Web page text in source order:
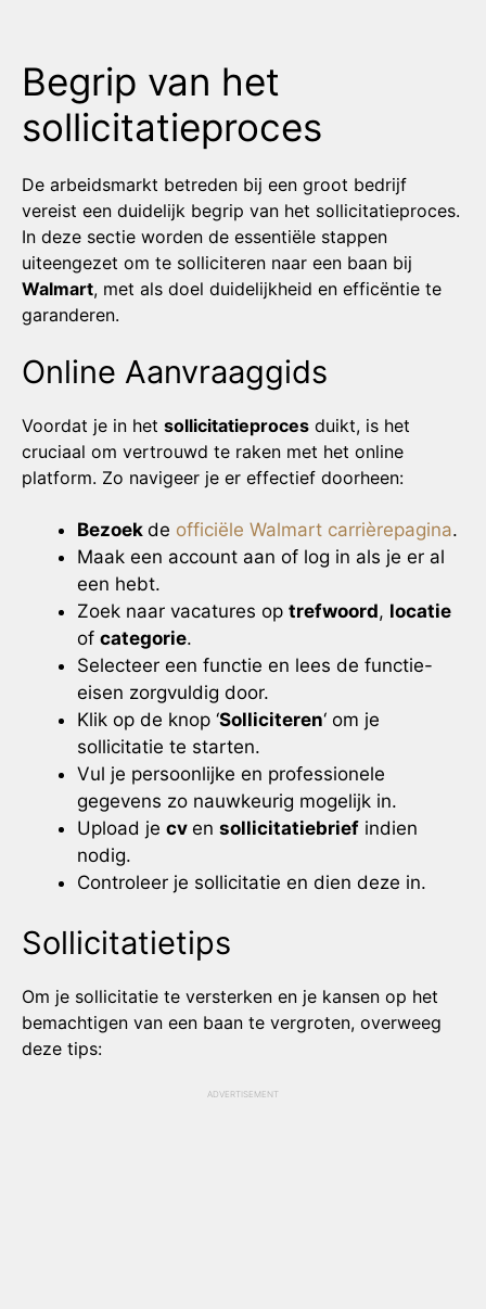
Begrip van het
sollicitatieproces
De arbeidsmarkt betreden bij een groot bedrijf
vereist een duidelijk begrip van het sollicitatieproces.
In deze sectie worden de essentiële stappen
uiteengezet om te solliciteren naar een baan bij
Walmart, met als doel duidelijkheid en efficëntie te
garanderen.
Online Aanvraaggids
Voordat je in het sollicitatieproces duikt, is het
cruciaal om vertrouwd te raken met het online
platform. Zo navigeer je er effectief doorheen:
Bezoek de officiële Walmart carrièrepagina.
Maak een account aan of log in als je er al
een hebt.
Zoek naar vacatures op trefwoord, locatie
of categorie.
Selecteer een functie en lees de functie-
eisen zorgvuldig door.
Klik op de knop ‘Solliciteren‘ om je
sollicitatie te starten.
Vul je persoonlijke en professionele
gegevens zo nauwkeurig mogelijk in.
Upload je cv en sollicitatiebrief indien
nodig.
Controleer je sollicitatie en dien deze in.
Sollicitatietips
Om je sollicitatie te versterken en je kansen op het
bemachtigen van een baan te vergroten, overweeg
deze tips:
ADVERTISEMENT